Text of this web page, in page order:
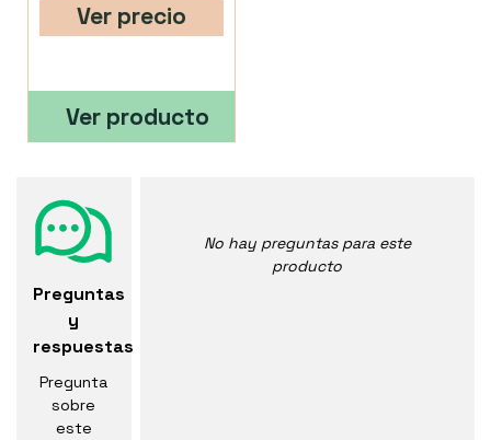
Ver precio
Ver producto
Preguntas
y
respuestas
Pregunta
sobre
este
No hay preguntas para este
producto